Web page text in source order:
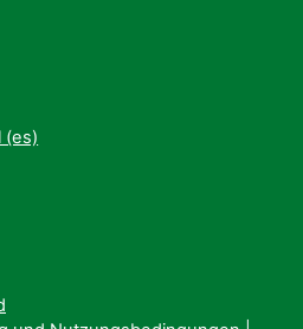
‎(es)‎